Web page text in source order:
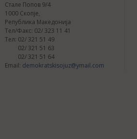
Стале Попов 9/4
1000 Скопје,
Република Македонија
Тел/Факс: 02/ 323 11 41
Тел: 02/ 321 51 49
02/ 321 51 63
02/ 321 51 64
Email: demokratskisojuz@ymail.com